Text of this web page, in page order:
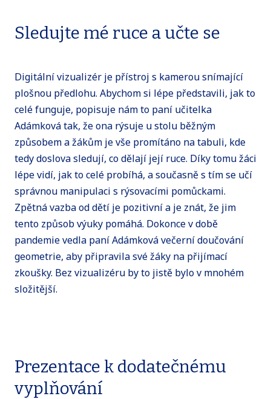
Sledujte mé ruce a učte se
Digitální vizualizér je přístroj s kamerou snímající
plošnou předlohu. Abychom si lépe představili, jak to
celé funguje, popisuje nám to paní učitelka
Adámková tak, že ona rýsuje u stolu běžným
způsobem a žákům je vše promítáno na tabuli, kde
tedy doslova sledují, co dělají její ruce. Díky tomu žáci
lépe vidí, jak to celé probíhá, a současně s tím se učí
správnou manipulaci s rýsovacími pomůckami.
Zpětná vazba od dětí je pozitivní a je znát, že jim
tento způsob výuky pomáhá. Dokonce v době
pandemie vedla paní Adámková večerní doučování
geometrie, aby připravila své žáky na přijímací
zkoušky. Bez vizualizéru by to jistě bylo v mnohém
složitější.
Prezentace k dodatečnému
vyplňování